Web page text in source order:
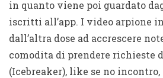
in quanto viene poi guardato
iscritti all’app. I video arpione
dall’altra dose ad accrescere
comodita di prendere richieste
(Icebreaker), like se no incontro,